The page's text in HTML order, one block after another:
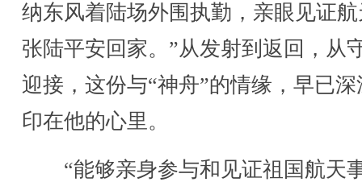
纳东风着陆场外围执勤，亲眼见证
张陆平安回家。”从发射到返回，从
迎接，这份与“神舟”的情缘，早已深
印在他的心里。
“能够亲身参与和见证祖国航天